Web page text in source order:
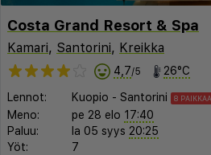
Costa Grand Resort & Spa
Kamari, Santorini, Kreikka
4,7/5 26°C
Lennot: Kuopio - Santorini 8
Meno: pe 28 elo 17:40
Paluu:
la 05 syys 20:25
Yöt:
7